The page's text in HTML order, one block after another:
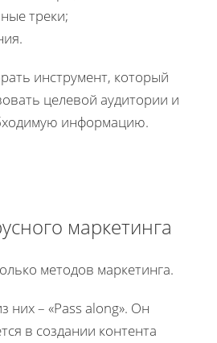
треки;
инструмент, который
целевой аудитории и
информацию.
маркетинга
методов маркетинга.
них – «Pass along». Он
в создании контента